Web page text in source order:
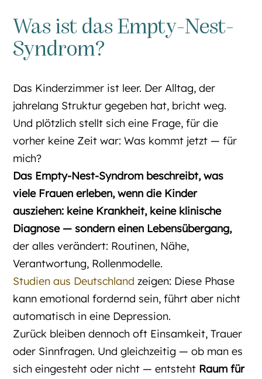
Was ist das Empty-Nest-
Syndrom?
Das Kinderzimmer ist leer. Der Alltag, der
jahrelang Struktur gegeben hat, bricht weg.
Und plötzlich stellt sich eine Frage, für die
vorher keine Zeit war: Was kommt jetzt — für
mich?
Das Empty-Nest-Syndrom beschreibt, was
viele Frauen erleben, wenn die Kinder
ausziehen: keine Krankheit, keine klinische
Diagnose — sondern einen Lebensübergang,
der alles verändert: Routinen, Nähe,
Verantwortung, Rollenmodelle.
Studien aus Deutschland zeigen: Diese Phase
kann emotional fordernd sein, führt aber nicht
automatisch in eine Depression.
Zurück bleiben dennoch oft Einsamkeit, Trauer
oder Sinnfragen. Und gleichzeitig — ob man es
sich eingesteht oder nicht — entsteht Raum für